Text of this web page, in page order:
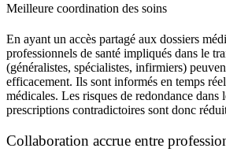
Meilleure coordination des soins
En ayant un accès partagé aux dossiers
professionnels de santé impliqués dans le
(généralistes, spécialistes, infirmiers)
efficacement. Ils sont informés en temps
médicales. Les risques de redondance dans
prescriptions contradictoires sont donc
Collaboration accrue entre